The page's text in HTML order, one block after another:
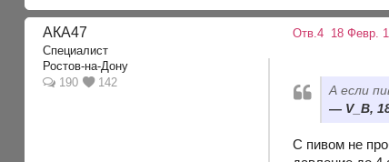
АКА47
Специалист
Ростов-на-Дону
190
142
Отв.4 18 Февр.
А если
V_B,
С пивом не